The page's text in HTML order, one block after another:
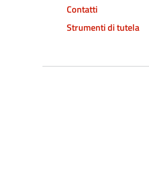
Contatti
Strumenti di tutela